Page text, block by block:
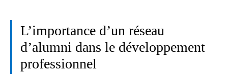
L’importance d’un réseau
d’alumni dans le développement
professionnel